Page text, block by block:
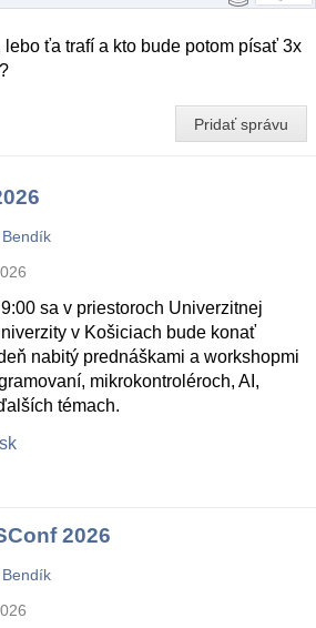
ťa trafí a kto bude potom písať 3x
Pridať správu
sa v priestoroch Univerzitnej
v Košiciach bude konať
nabitý prednáškami a workshopmi
mikrokontroléroch, AI,
témach.
2026